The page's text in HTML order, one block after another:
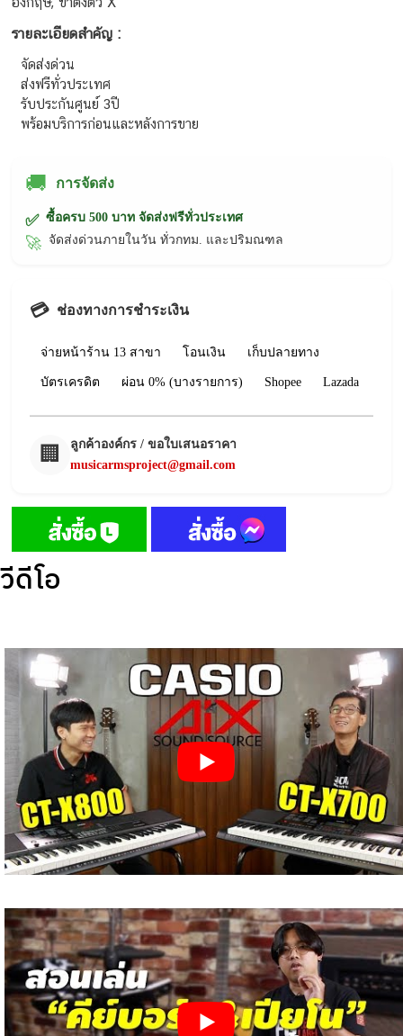
รายละเอียดสำคัญ :
จัดส่งด่วน
ส่งฟรีทั่วประเทศ
รับประกันศูนย์ 3ปี
พร้อมบริการก่อนและหลังการขาย
🚚 การจัดส่ง
✅ ซื้อครบ 500 บาท จัดส่งฟรีทั่วประเทศ
🚀 จัดส่งด่วนภายในวัน ทั่วกทม. และปริมณฑล
💳 ช่องทางการชำระเงิน
จ่ายหน้าร้าน 13 สาขา โอนเงิน เก็บปลายทาง
บัตรเครดิต ผ่อน 0% (บางรายการ) Shopee Lazada
🏢
ลูกค้าองค์กร / ขอใบเสนอราคา
musicarmsproject@gmail.com
วีดีโอ